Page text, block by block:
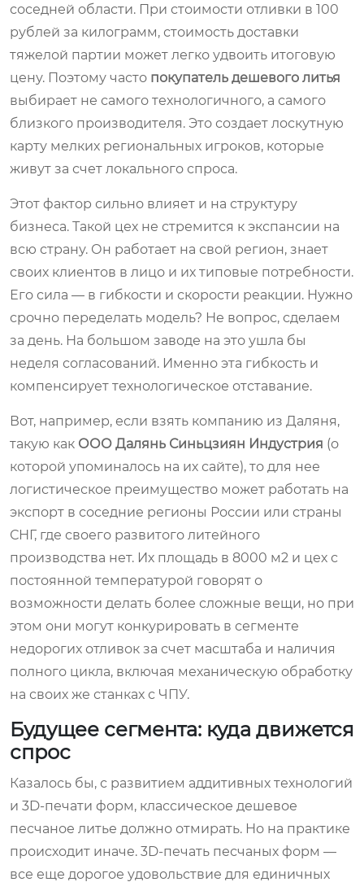
соседней области. При стоимости отливки в 100
рублей за килограмм, стоимость доставки
тяжелой партии может легко удвоить итоговую
цену. Поэтому часто покупатель дешевого литья
выбирает не самого технологичного, а самого
близкого производителя. Это создает лоскутную
карту мелких региональных игроков, которые
живут за счет локального спроса.
Этот фактор сильно влияет и на структуру
бизнеса. Такой цех не стремится к экспансии на
всю страну. Он работает на свой регион, знает
своих клиентов в лицо и их типовые потребности.
Его сила — в гибкости и скорости реакции. Нужно
срочно переделать модель? Не вопрос, сделаем
за день. На большом заводе на это ушла бы
неделя согласований. Именно эта гибкость и
компенсирует технологическое отставание.
Вот, например, если взять компанию из Даляня,
такую как ООО Далянь Синьцзиян Индустрия (о
которой упоминалось на их сайте), то для нее
логистическое преимущество может работать на
экспорт в соседние регионы России или страны
СНГ, где своего развитого литейного
производства нет. Их площадь в 8000 м2 и цех с
постоянной температурой говорят о
возможности делать более сложные вещи, но при
этом они могут конкурировать в сегменте
недорогих отливок за счет масштаба и наличия
полного цикла, включая механическую обработку
на своих же станках с ЧПУ.
Будущее сегмента: куда движется
спрос
Казалось бы, с развитием аддитивных технологий
и 3D-печати форм, классическое дешевое
песчаное литье должно отмирать. Но на практике
происходит иначе. 3D-печать песчаных форм —
все еще дорогое удовольствие для единичных